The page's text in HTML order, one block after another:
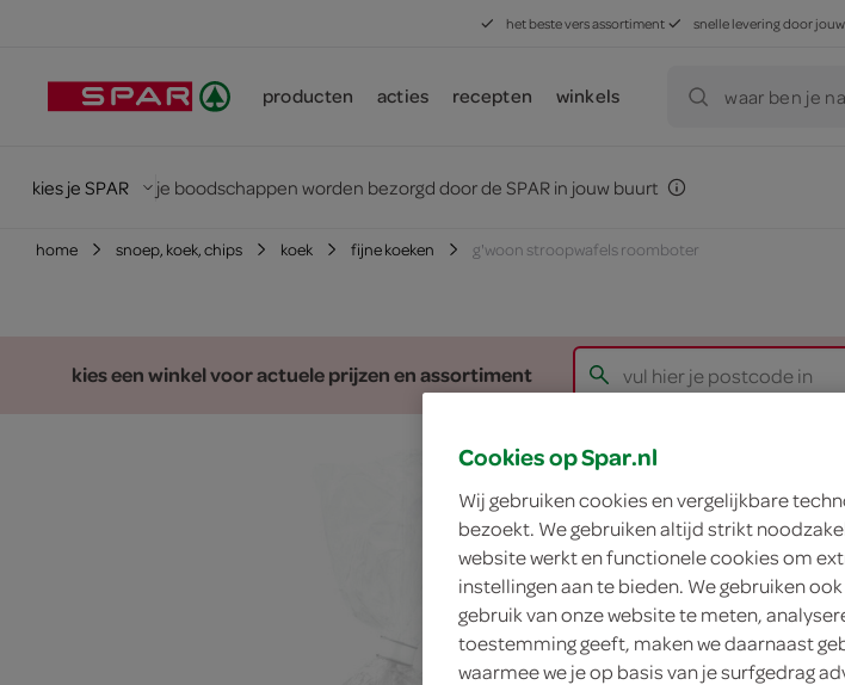
het beste vers assortiment snelle levering door jouw
producten acties recepten winkels waar ben je
kies je SPAR je boodschappen worden bezorgd door de SPAR in jouw buurt
home snoep, koek, chips koek fijne koeken g'woon stroopwafels roomboter
kies een winkel voor actuele prijzen en assortiment
g'woon
3.
89
400 Gram
Cookies op Spar.nl
Wij gebruiken cookies en vergelijkbare
bezoekt. We gebruiken altijd strikt
website werkt en functionele cookies om
instellingen aan te bieden. We gebruiken
gebruik van onze website te meten,
toestemming geeft, maken we daarnaast
waarmee we je op basis van je surfgedrag